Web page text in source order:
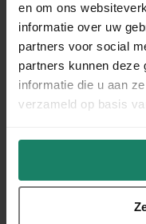
en om ons
informatie over uw
partners voor social
partners kunnen deze
informatie die u aan
verzameld op basis